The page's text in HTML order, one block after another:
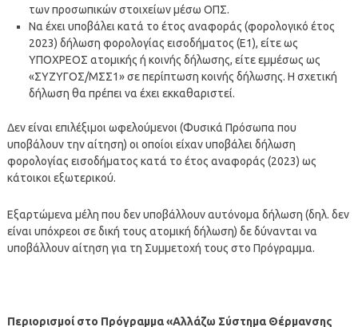
των προσωπικών στοιχείων μέσω ΟΠΣ.
Να έχει υποβάλει κατά το έτος αναφοράς (φορολογικό έτος
2023) δήλωση φορολογίας εισοδήματος (Ε1), είτε ως
ΥΠΟΧΡΕΟΣ ατομικής ή κοινής δήλωσης, είτε εμμέσως ως
«ΣΥΖΥΓΟΣ/ΜΣΣ1» σε περίπτωση κοινής δήλωσης. Η σχετική
δήλωση θα πρέπει να έχει εκκαθαριστεί.
Δεν είναι επιλέξιμοι ωφελούμενοι (Φυσικά Πρόσωπα που
υποβάλουν την αίτηση) οι οποίοι είχαν υποβάλει δήλωση
φορολογίας εισοδήματος κατά το έτος αναφοράς (2023) ως
κάτοικοι εξωτερικού.
Εξαρτώμενα μέλη που δεν υποβάλλουν αυτόνομα δήλωση (δηλ. δεν
είναι υπόχρεοι σε δική τους ατομική δήλωση) δε δύνανται να
υποβάλλουν αίτηση για τη Συμμετοχή τους στο Πρόγραμμα.
Περιορισμοί στο Πρόγραμμα «Αλλάζω Σύστημα Θέρμανσης